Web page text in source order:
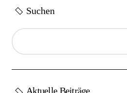
Suchen
Aktuelle Beiträge